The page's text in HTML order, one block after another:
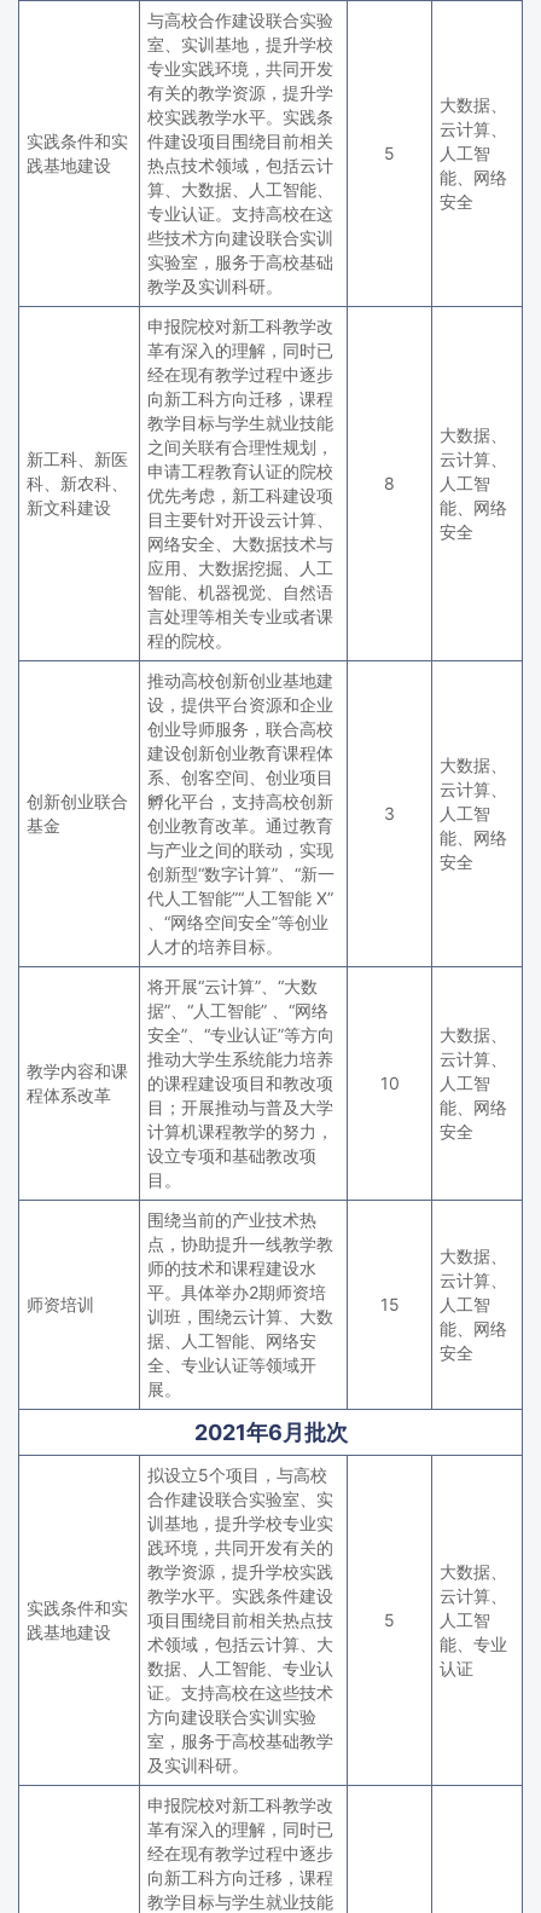
实践条件和实
践基地建设
与高校合作建设联合实验
室、实训基地，提升学校
专业实践环境，共同开发
有关的教学资源，提升学
校实践教学水平。实践条
件建设项目围绕目前相关
热点技术领域，包括云计
算、大数据、人工智能、
专业认证。支持高校在这
些技术方向建设联合实训
实验室，服务于高校基础
教学及实训科研。
5
大数据、
云计算、
人工智
能、网络
安全
新工科、新医
科、新农科、
新文科建设
申报院校对新工科教学改
革有深入的理解，同时已
经在现有教学过程中逐步
向新工科方向迁移，课程
教学目标与学生就业技能
之间关联有合理性规划，
申请工程教育认证的院校
优先考虑，新工科建设项
目主要针对开设云计算、
网络安全、大数据技术与
应用、大数据挖掘、人工
智能、机器视觉、自然语
言处理等相关专业或者课
程的院校。
8
大数据、
云计算、
人工智
能、网络
安全
创新创业联合
基金
推动高校创新创业基地建
设，提供平台资源和企业
创业导师服务，联合高校
建设创新创业教育课程体
系、创客空间、创业项目
孵化平台，支持高校创新
创业教育改革。通过教育
与产业之间的联动，实现
创新型“数字计算”、“新一
代人工智能”“人工智能 X”
、“网络空间安全”等创业
人才的培养目标。
3
大数据、
云计算、
人工智
能、网络
安全
教学内容和课
程体系改革
将开展“云计算”、“大数
据”、“人工智能” 、“网络
安全”、“专业认证”等方向
推动大学生系统能力培养
的课程建设项目和教改项
目；开展推动与普及大学
计算机课程教学的努力，
设立专项和基础教改项
目。
10
大数据、
云计算、
人工智
能、网络
安全
师资培训
围绕当前的产业技术热
点，协助提升一线教学教
师的技术和课程建设水
平。具体举办2期师资培
训班，围绕云计算、大数
据、人工智能、网络安
全、专业认证等领域开
展。
15
大数据、
云计算、
人工智
能、网络
安全
2021年6月批次
实践条件和实
践基地建设
拟设立5个项目，与高校
合作建设联合实验室、实
训基地，提升学校专业实
践环境，共同开发有关的
教学资源，提升学校实践
教学水平。实践条件建设
项目围绕目前相关热点技
术领域，包括云计算、大
数据、人工智能、专业认
证。支持高校在这些技术
方向建设联合实训实验
室，服务于高校基础教学
及实训科研。
5
大数据、
云计算、
人工智
能、专业
认证
申报院校对新工科教学改
革有深入的理解，同时已
经在现有教学过程中逐步
向新工科方向迁移，课程
教学目标与学生就业技能